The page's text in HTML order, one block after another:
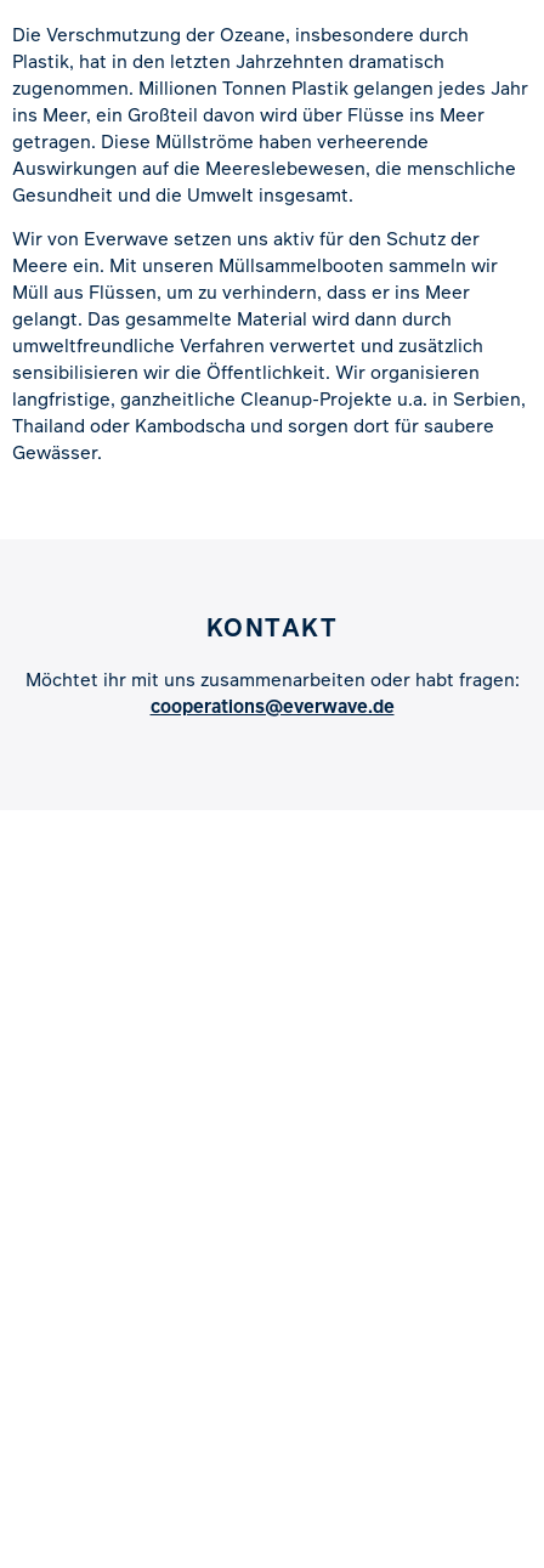
Die Verschmutzung der Ozeane, insbesondere durch
Plastik, hat in den letzten Jahrzehnten dramatisch
zugenommen. Millionen Tonnen Plastik gelangen jedes Jahr
ins Meer, ein Großteil davon wird über Flüsse ins Meer
getragen. Diese Müllströme haben verheerende
Auswirkungen auf die Meereslebewesen, die menschliche
Gesundheit und die Umwelt insgesamt.
Wir von Everwave setzen uns aktiv für den Schutz der
Meere ein. Mit unseren Müllsammelbooten sammeln wir
Müll aus Flüssen, um zu verhindern, dass er ins Meer
gelangt. Das gesammelte Material wird dann durch
umweltfreundliche Verfahren verwertet und zusätzlich
sensibilisieren wir die Öffentlichkeit. Wir organisieren
langfristige, ganzheitliche Cleanup-Projekte u.a. in Serbien,
Thailand oder Kambodscha und sorgen dort für saubere
Gewässer.
KONTAKT
Möchtet ihr mit uns zusammenarbeiten oder habt fragen:
cooperations@everwave.de